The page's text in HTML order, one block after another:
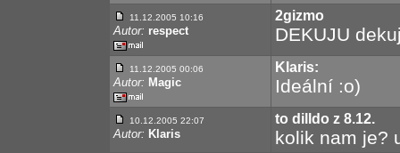
11.12.2005 10:16
Autor: respect
2gizmo
DEKUJU
11.12.2005 00:06
Autor: Magic
Klaris:
Ideální :o)
10.12.2005 22:07
Autor: Klaris
to dilldo z 8.12.
kolik nam je?